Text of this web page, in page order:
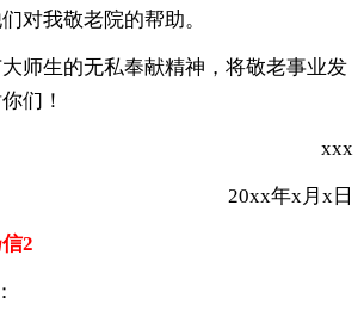
对我敬老院的帮助。
师生的无私奉献精神，将敬老事业发
们！
xxx
20xx年x月x日
2